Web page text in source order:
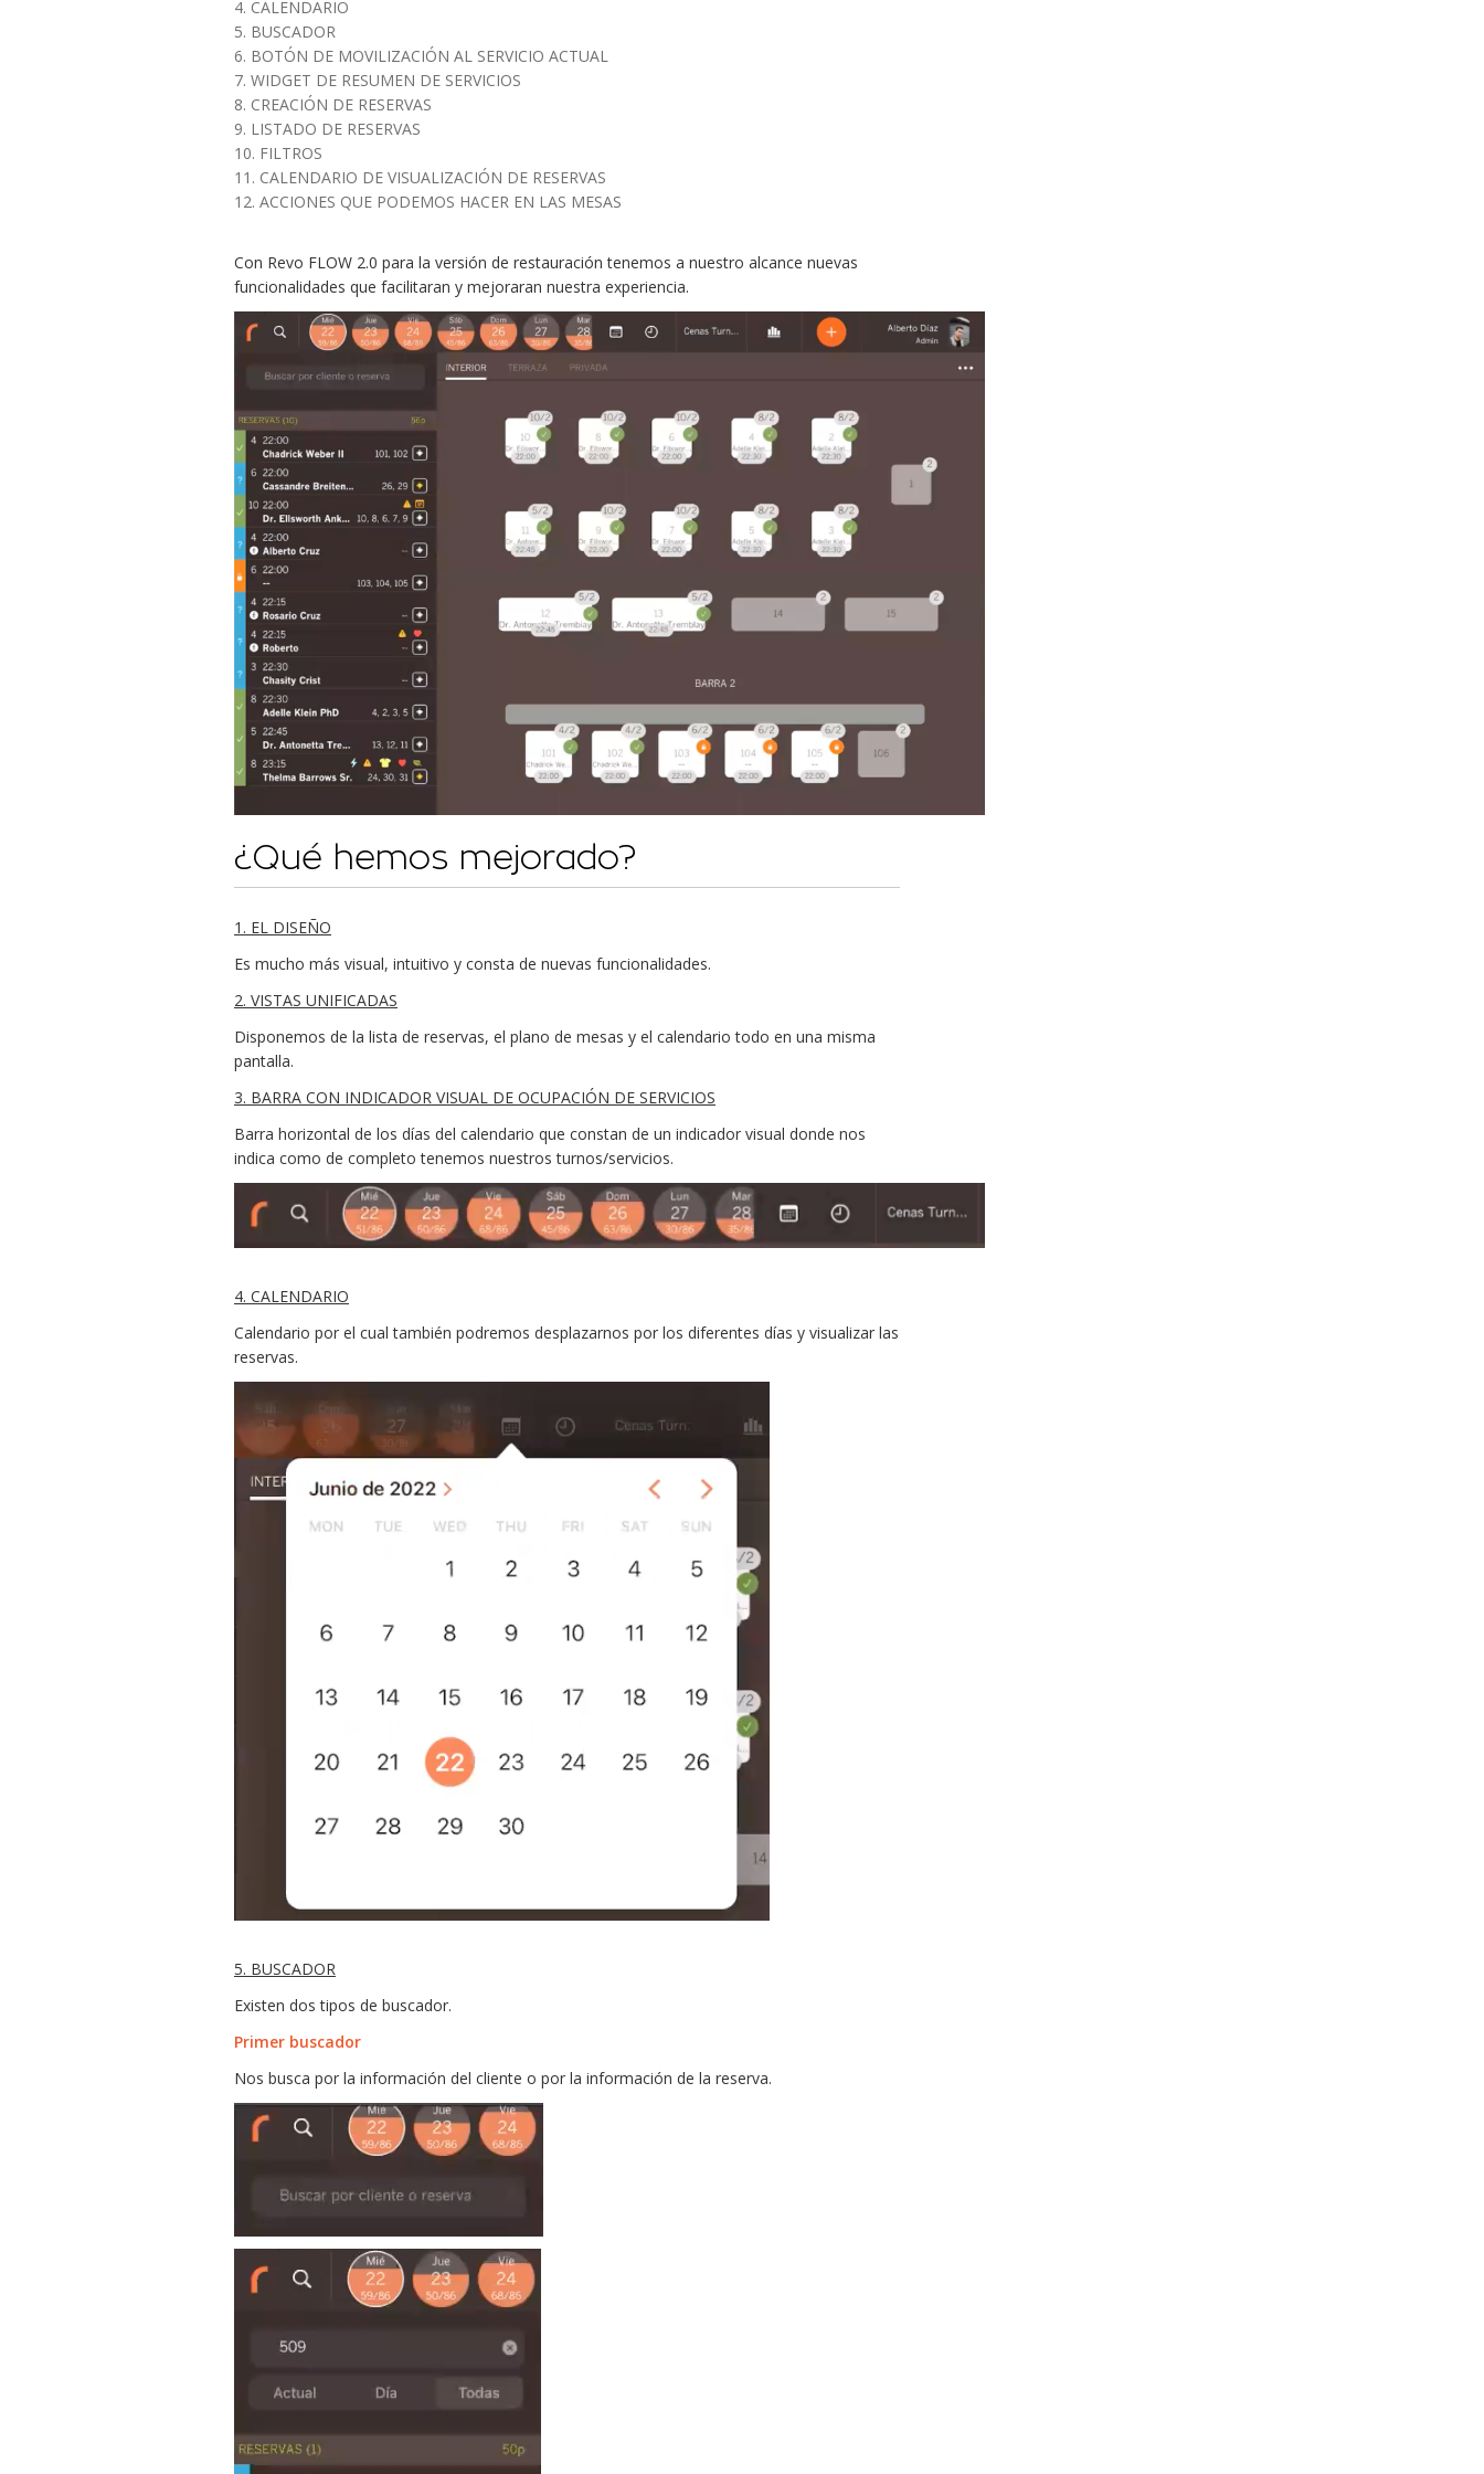
4. CALENDARIO
5. BUSCADOR
6. BOTÓN DE MOVILIZACIÓN AL SERVICIO ACTUAL
7. WIDGET DE RESUMEN DE SERVICIOS
8. CREACIÓN DE RESERVAS
9. LISTADO DE RESERVAS
10. FILTROS
11. CALENDARIO DE VISUALIZACIÓN DE RESERVAS
12. ACCIONES QUE PODEMOS HACER EN LAS MESAS
Con Revo FLOW 2.0 para la versión de restauración tenemos a nuestro alcance nuevas
funcionalidades que facilitaran y mejoraran nuestra experiencia.
¿Qué hemos mejorado?
1. EL DISEÑO
Es mucho más visual, intuitivo y consta de nuevas funcionalidades.
2. VISTAS UNIFICADAS
Disponemos de la lista de reservas, el plano de mesas y el calendario todo en una misma
pantalla.
3. BARRA CON INDICADOR VISUAL DE OCUPACIÓN DE SERVICIOS
Barra horizontal de los días del calendario que constan de un indicador visual donde nos
indica como de completo tenemos nuestros turnos/servicios.
4. CALENDARIO
Calendario por el cual también podremos desplazarnos por los diferentes días y visualizar las
reservas.
5. BUSCADOR
Existen dos tipos de buscador.
Primer buscador
Nos busca por la información del cliente o por la información de la reserva.